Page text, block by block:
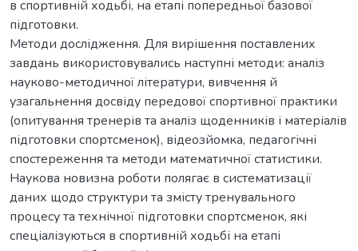
в спортивній ходьбі, на етапі попередньої базової
підготовки.
Методи дослідження. Для вирішення поставлених
завдань використовувались наступні методи: аналіз
науково-методичної літератури, вивчення й
узагальнення досвіду передової спортивної практики
(опитування тренерів та аналіз щоденників і матеріалів
підготовки спортсменок), відеозйомка, педагогічні
спостереження та методи математичної статистики.
Наукова новизна роботи полягає в систематизації
даних щодо структури та змісту тренувального
процесу та технічної підготовки спортсменок, які
спеціалізуються в спортивній ходьбі на етапі